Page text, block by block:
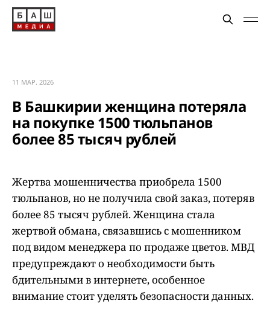
11 МАР. 2026
В Башкирии женщина потеряла
на покупке 1500 тюльпанов
более 85 тысяч рублей
Жертва мошенничества приобрела 1500
тюльпанов, но не получила свой заказ, потеряв
более 85 тысяч рублей. Женщина стала
жертвой обмана, связавшись с мошенником
под видом менеджера по продаже цветов. МВД
предупреждают о необходимости быть
бдительными в интернете, особенное
внимание стоит уделять безопасности данных.